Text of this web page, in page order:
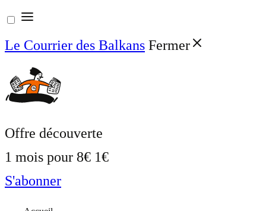
Aller
au
contenu
Le Courrier des Balkans Fermer
Offre découverte
1 mois pour 8€ 1€
S'abonner